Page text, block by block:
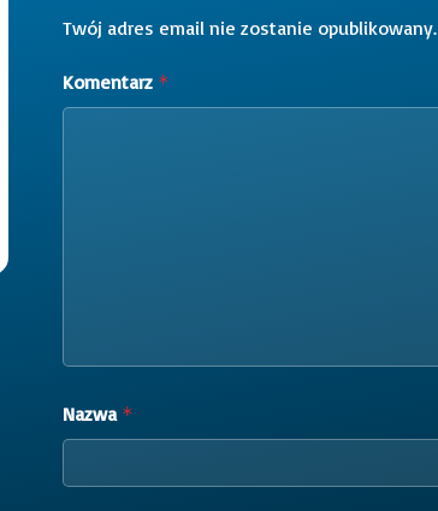
Twój adres email nie zostanie opublikowany.
Komentarz *
Nazwa *